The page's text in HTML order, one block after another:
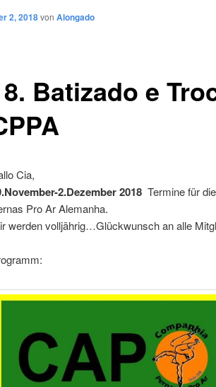
Batizado e
2, 2018von Alongado
Cia,
2.Dezember 2018Termine für
Pro Ar Alemanha.
werden volljährig…Glückwunsch an alle